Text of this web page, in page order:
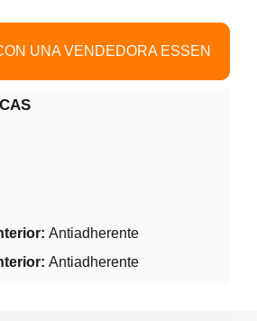
UNA VENDEDORA ESSEN
Antiadherente
Antiadherente